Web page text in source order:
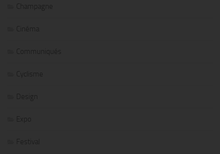
Champagne
Cinéma
Communiqués
Cyclisme
Design
Expo
Festival